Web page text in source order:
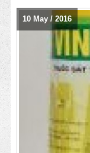
10 May / 2016